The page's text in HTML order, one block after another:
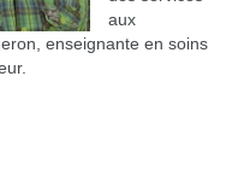
aux
enseignante en soins